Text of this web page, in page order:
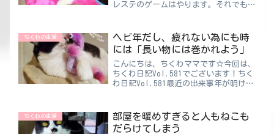
レステのゲームはやります。それでも年
できないこともあったり（笑）今はFPS
や〇〇無双みたいな、ど...
ちくわの生活
ヘビ年だし、疲れない為にも時
には「長い物には巻かれよう」
こんにちは、ちくわママです☆今回は、
ちくわ日記Vol.581でございます！ちく
わ日記Vol.581最近の出来事年が明けま
始どう過ごしてますか？今回は雪も降る
ことなく年末...
ちくわの生活
部屋を暖めすぎると人もねこも
だらけてしまう